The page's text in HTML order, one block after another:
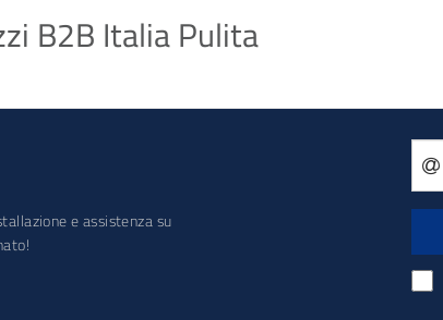
B2B Italia Pulita
e assistenza su